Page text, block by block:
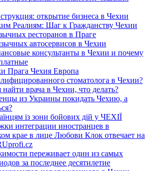
открытие бизнеса в Чехии
Реалиям: Шаг к Гражданству Чехии
ресторанов в Праге
автосервисов в Чехии
консультанты в Чехии и почему
Прага Чехия Европа
стоматолога в Чехии?
найти врача в Чехии, что делать?
из Украины покидать Чехию, а
із зони бойових дій у ЧЕХІЇ
интеграции иностранцев в
крае в лице Любови Клок отвечает на
переживает один из самых
за последнее десятилетие